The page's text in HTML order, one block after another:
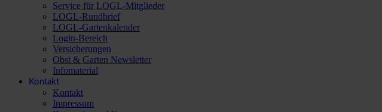
Service für LOGL-Mitglieder
LOGL-Rundbrief
LOGL-Gartenkalender
Login-Bereich
Versicherungen
Obst & Garten Newsletter
Infomaterial
Kontakt
Kontakt
Impressum